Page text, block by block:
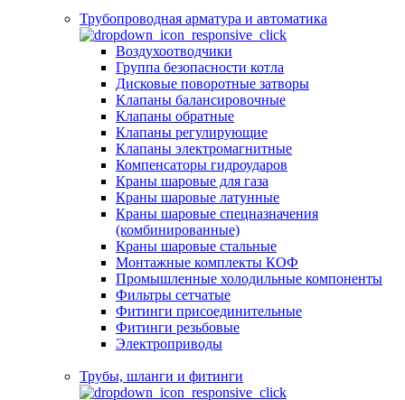
Трубопроводная арматура и автоматика
Воздухоотводчики
Группа безопасности котла
Дисковые поворотные затворы
Клапаны балансировочные
Клапаны обратные
Клапаны регулирующие
Клапаны электромагнитные
Компенсаторы гидроударов
Краны шаровые для газа
Краны шаровые латунные
Краны шаровые спецназначения
(комбинированные)
Краны шаровые стальные
Монтажные комплекты КОФ
Промышленные холодильные компоненты
Фильтры сетчатые
Фитинги присоединительные
Фитинги резьбовые
Электроприводы
Трубы, шланги и фитинги